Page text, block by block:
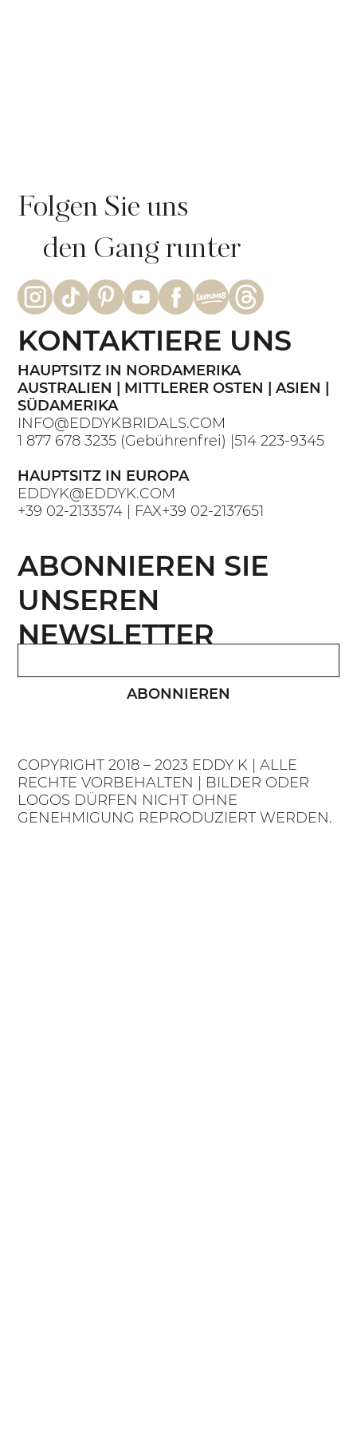
COPYRIGHT 2018 – 2023 EDDY K | ALLE
RECHTE VORBEHALTEN | BILDER ODER
LOGOS DÜRFEN NICHT OHNE
GENEHMIGUNG REPRODUZIERT WERDEN.
Folgen Sie uns
den Gang runter
HAUPTSITZ IN NORDAMERIKA
AUSTRALIEN | MITTLERER OSTEN | ASIEN |
SÜDAMERIKA
INFO@EDDYKBRIDALS.COM
1 877 678 3235 (Gebührenfrei) |514 223-9345
HAUPTSITZ IN EUROPA
EDDYK@EDDYK.COM
+39 02-2133574 | FAX+39 02-2137651
KONTAKTIERE UNS
ABONNIEREN
ABONNIEREN SIE
UNSEREN
NEWSLETTER